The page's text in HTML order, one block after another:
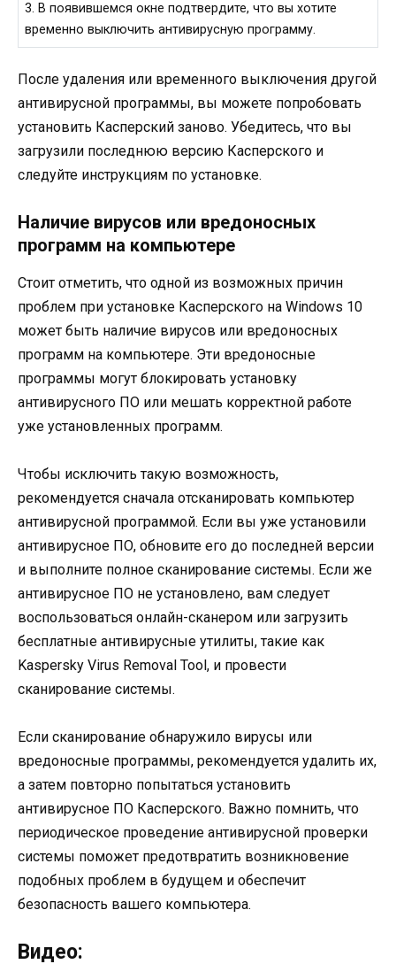
3. В появившемся окне подтвердите, что вы хотите
временно выключить антивирусную программу.
После удаления или временного выключения другой
антивирусной программы, вы можете попробовать
установить Касперский заново. Убедитесь, что вы
загрузили последнюю версию Касперского и
следуйте инструкциям по установке.
Наличие вирусов или вредоносных
программ на компьютере
Стоит отметить, что одной из возможных причин
проблем при установке Касперского на Windows 10
может быть наличие вирусов или вредоносных
программ на компьютере. Эти вредоносные
программы могут блокировать установку
антивирусного ПО или мешать корректной работе
уже установленных программ.
Чтобы исключить такую возможность,
рекомендуется сначала отсканировать компьютер
антивирусной программой. Если вы уже установили
антивирусное ПО, обновите его до последней версии
и выполните полное сканирование системы. Если же
антивирусное ПО не установлено, вам следует
воспользоваться онлайн-сканером или загрузить
бесплатные антивирусные утилиты, такие как
Kaspersky Virus Removal Tool, и провести
сканирование системы.
Если сканирование обнаружило вирусы или
вредоносные программы, рекомендуется удалить их,
а затем повторно попытаться установить
антивирусное ПО Касперского. Важно помнить, что
периодическое проведение антивирусной проверки
системы поможет предотвратить возникновение
подобных проблем в будущем и обеспечит
безопасность вашего компьютера.
Видео: